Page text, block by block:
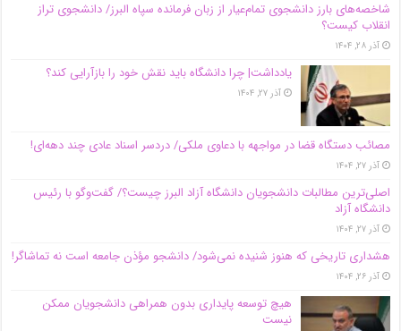
شاخصه‌های بارز دانشجوی تمام‌عیار از زبان فرمانده سپاه البرز/ دانشجوی تراز
انقلاب کیست؟
آذر ۲۸, ۱۴۰۴
یادداشت| چرا دانشگاه باید نقش خود را بازآرایی کند؟
آذر ۲۷, ۱۴۰۴
مصائب دستگاه قضا در مواجهه با دعاوی ملکی/ دردسر اسناد عادی چند‌ دهه‌ای!
آذر ۲۷, ۱۴۰۴
اصلی‌ترین مطالبات دانشجویان دانشگاه آزاد البرز چیست؟/ گفت‌وگو با رئیس
دانشگاه آز‌اد
آذر ۲۷, ۱۴۰۴
هشداری تاریخی که هنوز شنیده نمی‌شود/ دانشجو مؤذن جامعه است نه تماشاگر!
آذر ۲۶, ۱۴۰۴
هیچ توسعه پایداری بدون همراهی دانشجویان ممکن
نیست